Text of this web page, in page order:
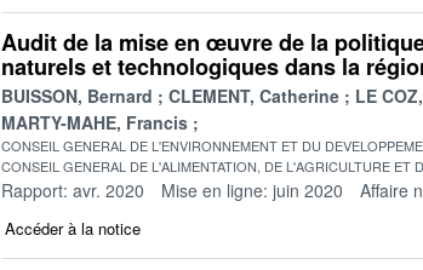
Audit de la mise en œuvre de la
naturels et technologiques dans la
BUISSON, Bernard CLEMENT, Catherine
LE
MARTY-MAHE, Francis
CONSEIL GENERAL DE L'ENVIRONNEMENT ET DU
CONSEIL GENERAL DE L'ALIMENTATION, DE L'AGRICULTURE ET
Rapport: avr. 2020 Mise en ligne: juin 2020 Affaire
Accéder à la notice